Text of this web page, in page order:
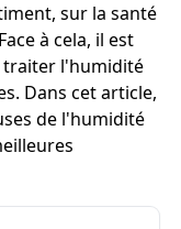
sur la santé
à cela, il est
traiter l'humidité
Dans cet article,
de l'humidité